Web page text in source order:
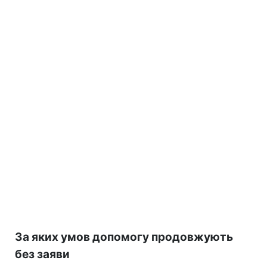
За яких умов допомогу продовжують
без заяви